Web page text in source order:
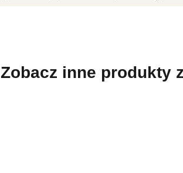
Zobacz inne produkty